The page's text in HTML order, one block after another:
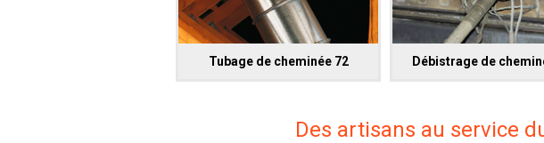
Tubage de cheminée 72 Débistrage de
Des artisans au service